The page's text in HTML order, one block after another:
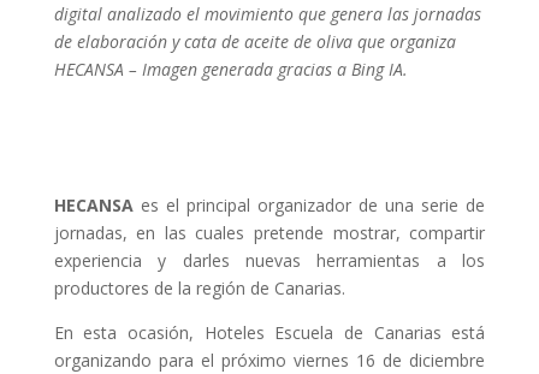
digital analizado el movimiento que genera las jornadas
de elaboración y cata de aceite de oliva que organiza
HECANSA – Imagen generada gracias a Bing IA.
HECANSAes el principal organizador de una serie de
jornadas, en las cuales pretende mostrar, compartir
experiencia y darles nuevas herramientas a los
productores de la región de Canarias.
En esta ocasión, Hoteles Escuela de Canarias está
organizando para el próximo viernes 16 de diciembre